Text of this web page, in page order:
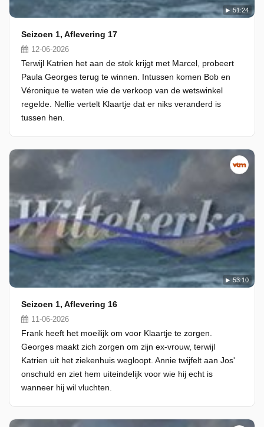
51:24
Seizoen 1, Aflevering 17
12-06-2026
Terwijl Katrien het aan de stok krijgt met Marcel, probeert
Paula Georges terug te winnen. Intussen komen Bob en
Véronique te weten wie de verkoop van de wetswinkel
regelde. Nellie vertelt Klaartje dat er niks veranderd is
tussen hen.
53:10
Seizoen 1, Aflevering 16
11-06-2026
Frank heeft het moeilijk om voor Klaartje te zorgen.
Georges maakt zich zorgen om zijn ex-vrouw, terwijl
Katrien uit het ziekenhuis wegloopt. Annie twijfelt aan Jos'
onschuld en ziet hem uiteindelijk voor wie hij echt is
wanneer hij wil vluchten.